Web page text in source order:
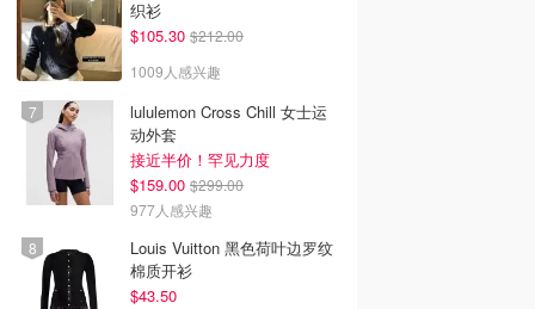
织衫
$105.30 $212.00
1009人感兴趣
lululemon Cross Chill 女士运
动外套
接近半价！罕见力度
$159.00 $299.00
977人感兴趣
Louis Vuitton 黑色荷叶边罗纹
棉质开衫
$43.50